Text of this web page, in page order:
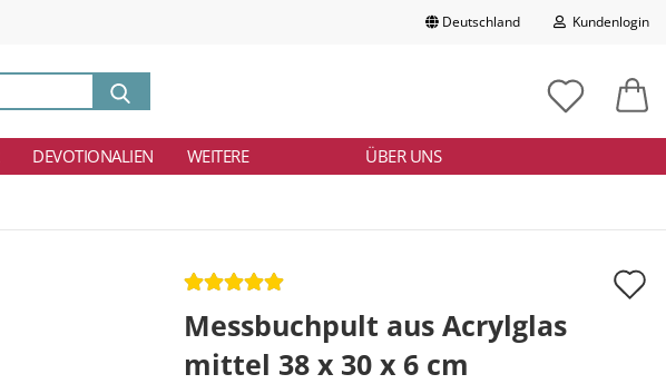
Deutschland Kundenlogin
E-Mail
Konto erstellen
Passwort vergessen?
eingeben
DEVOTIONALIEN ÜBER UNS
WEITERE
Messbuchpult aus Acrylglas
mittel 38 x 30 x 6 cm